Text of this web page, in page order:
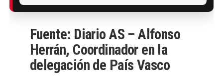
Fuente: Diario AS – Alfonso
Herrán, Coordinador en la
delegación de País Vasco